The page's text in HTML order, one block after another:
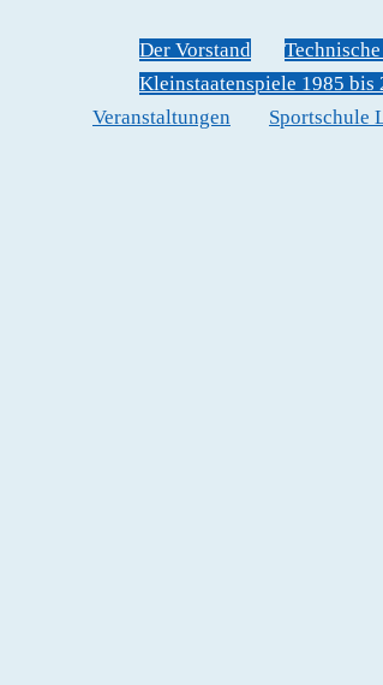
Der Vorstand
Kleinstaatenspiele 1985 bis
Veranstaltungen
Sportschule